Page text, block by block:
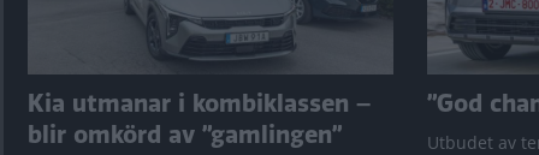
Kia utmanar i kombiklassen –
blir omkörd av ”gamlingen”
”God
Utbudet av